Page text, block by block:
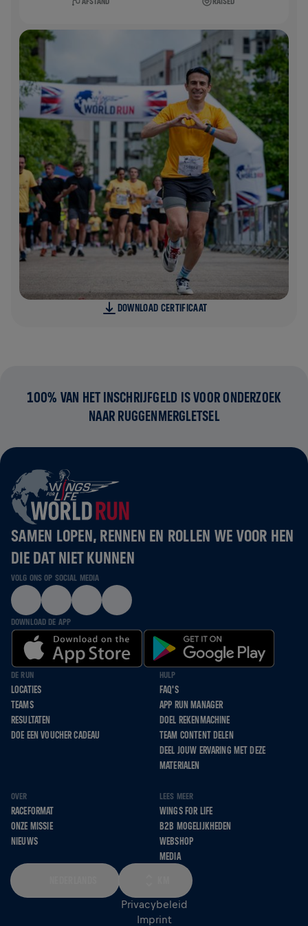
DOWNLOAD CERTIFICAAT
100% VAN HET INSCHRIJFGELD IS VOOR ONDERZOEK
NAAR RUGGENMERGLETSEL
SAMEN LOPEN, RENNEN EN ROLLEN WE VOOR HEN
DIE DAT NIET KUNNEN
VOLG ONS OP SOCIAL MEDIA
DOWNLOAD DE APP
DE RUN
LOCATIES
TEAMS
RESULTATEN
DOE EEN VOUCHER CADEAU
HULP
FAQ'S
APP RUN MANAGER
DOEL REKENMACHINE
TEAM CONTENT DELEN
DEEL JOUW ERVARING MET DEZE
MATERIALEN
OVER
RACEFORMAT
ONZE MISSIE
NIEUWS
LEES MEER
WINGS FOR LIFE
B2B MOGELIJKHEDEN
WEBSHOP
MEDIA
Privacybeleid
Imprint